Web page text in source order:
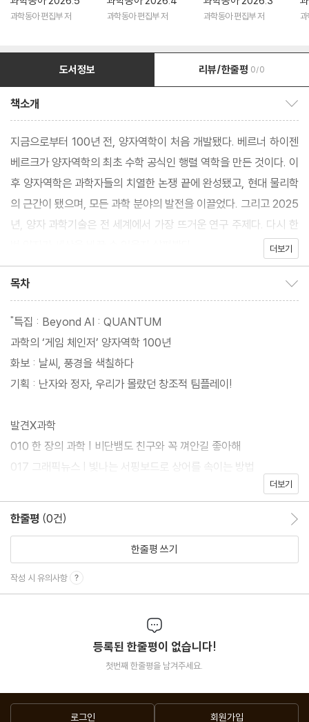
과학동아 편집부 저 과학동아 편집부 저 과학동아 편집부 저
도서정보 리뷰/한줄평 0/0
책소개
지금으로부터 100년 전, 양자역학이 처음 개발됐다. 베르너 하이젠
베르크가 양자역학의 최초 수학 공식인 행렬 역학을 만든 것이다. 이
후 양자역학은 과학자들의 치열한 논쟁 끝에 완성됐고, 현대 물리학
의 근간이 됐으며, 모든 과학 분야의 발전을 이끌었다. 그리고 2025
년, 양자 과학기술은 전 세계에서 가장 뜨거운 연구 주제다. 다시 한
더보기
목차
"특집 : Beyond AI : QUANTUM
과학의 ‘게임 체인저’ 양자역학 100년
화보 : 날씨, 풍경을 색칠하다
기획 : 난자와 정자, 우리가 몰랐던 창조적 팀플레이!
발견X과학
010 한 장의 과학 | 비단뱀도 친구와 꼭 껴안길 좋아해
017 그래픽뉴스 | 빛나는 서핑보드로 상어를 속이는 방법
062 킁킁과학 | ?군고구마에서 나는 달콤한 냄새
032 AI 60년 분석 리포트
028 돌아온 트럼프, 한국 과학에 미칠 영향은?
054 BMI 25 or 27, 비만 기준 논쟁
098 국제 플라스틱 협약 in 부산, 취재 후기
더보기
한줄평 (0건)
한줄평 쓰기
작성 시 유의사항
등록된 한줄평이 없습니다!
첫번째 한줄평을 남겨주세요.
로그인 회원가입